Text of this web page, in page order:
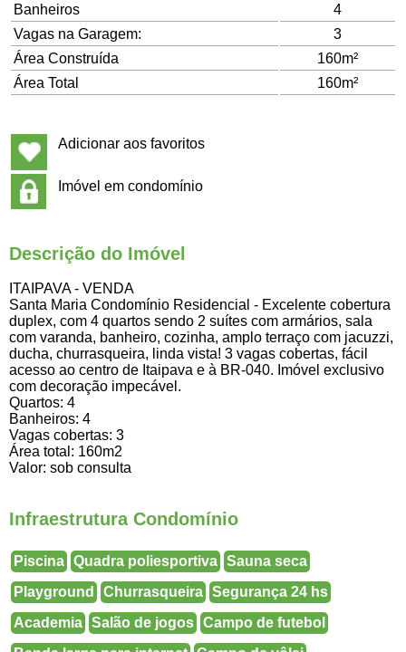
Banheiros
4
Vagas na Garagem:
3
Área Construída
160m²
Área Total
160m²
Adicionar aos favoritos
Imóvel em condomínio
Descrição do Imóvel
ITAIPAVA - VENDA
Santa Maria Condomínio Residencial - Excelente cobertura
duplex, com 4 quartos sendo 2 suítes com armários, sala
com varanda, banheiro, cozinha, amplo terraço com jacuzzi,
ducha, churrasqueira, linda vista! 3 vagas cobertas, fácil
acesso ao centro de Itaipava e à BR-040. Imóvel exclusivo
com decoração impecável.
Quartos: 4
Banheiros: 4
Vagas cobertas: 3
Área total: 160m2
Valor: sob consulta
Infraestrutura Condomínio
Piscina Quadra poliesportiva Sauna seca
Playground
Churrasqueira Segurança 24 hs
Academia Salão de jogos Campo de futebol